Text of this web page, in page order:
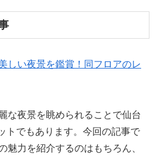
しい夜景を鑑賞！同フロアのレ
な夜景を眺められることで仙台
トでもあります。今回の記事で
魅力を紹介するのはもちろん、